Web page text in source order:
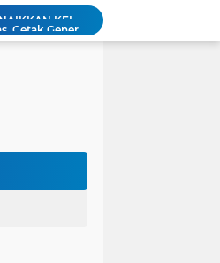
PAC LDII Desa Tarjun Gelar Munaqosah TPA Manshurin: Evaluasi Komprehensif Santri
*PAC LDII Tegalrejo Gelar Munaqosah Santri, Evaluasi Pembelajaran Akhlak Mulia*